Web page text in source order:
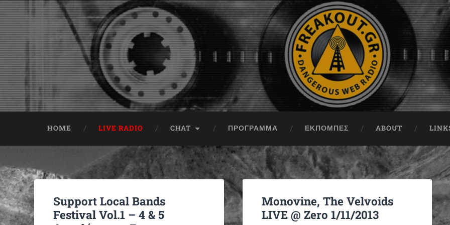
HOME LIVE RADIO CHAT ΠΡΟΓΡΑΜΜΑ ΕΚΠΟΜΠΈΣ ABOUT
Support Local Bands
Festival Vol.1 – 4 & 5
Monovine, The Velvoids
LIVE @ Zero 1/11/2013